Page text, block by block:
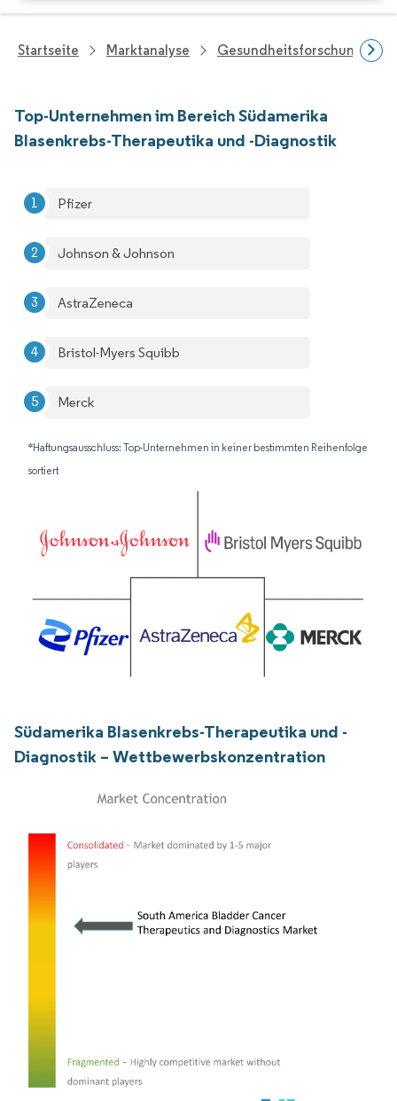
Startseite Marktanalyse Gesundheitsforschung
Top-Unternehmen im Bereich Südamerika
Blasenkrebs-Therapeutika und -Diagnostik
Pfizer
Johnson & Johnson
AstraZeneca
Bristol-Myers Squibb
Merck
*Haftungsausschluss: Top-Unternehmen in keiner bestimmten Reihenfolge
sortiert
Südamerika Blasenkrebs-Therapeutika und -
Diagnostik – Wettbewerbskonzentration